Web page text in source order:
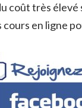
coût très élevé
en ligne